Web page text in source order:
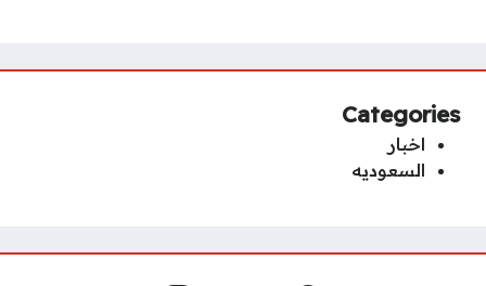
Categories
اخبار
السعوديه